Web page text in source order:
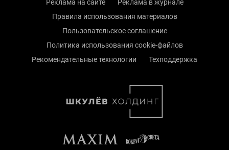
Реклама на сайте
Реклама в журнале
Правила использования материалов
Пользовательское соглашение
Политика использования cookie-файлов
Рекомендательные технологии
Техподдержка